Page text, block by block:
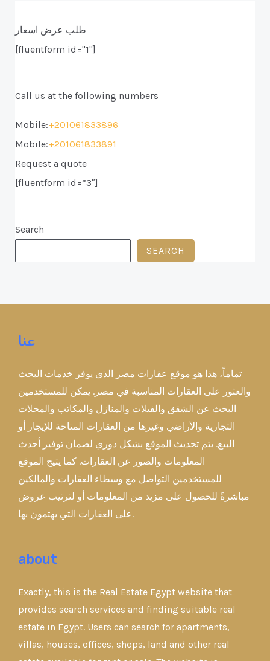
طلب عرض اسعار
[fluentform id="1"]
Call us at the following numbers
Mobile:+201061833896
Mobile:+201061833891
Request a quote
[fluentform id=”3″]
Search
SEARCH
عنا
تماماً، هذا هو موقع عقارات مصر الذي يوفر خدمات البحث
والعثور على العقارات المناسبة في مصر. يمكن للمستخدمين
البحث عن الشقق والفيلات والمنازل والمكاتب والمحلات
التجارية والأراضي وغيرها من العقارات المتاحة للإيجار أو
البيع. يتم تحديث الموقع بشكل دوري لضمان توفير أحدث
المعلومات والصور عن العقارات. كما يتيح الموقع
للمستخدمين التواصل مع وسطاء العقارات والمالكين
مباشرةً للحصول على مزيد من المعلومات أو لترتيب عروض
على العقارات التي يهتمون بها.
about
Exactly, this is the Real Estate Egypt website that
provides search services and finding suitable real
estate in Egypt. Users can search for apartments,
villas, houses, offices, shops, land and other real